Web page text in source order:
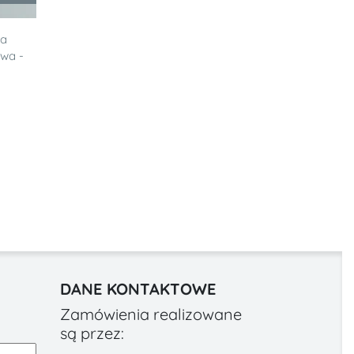
-
DANE KONTAKTOWE
Zamówienia realizowane
są przez: